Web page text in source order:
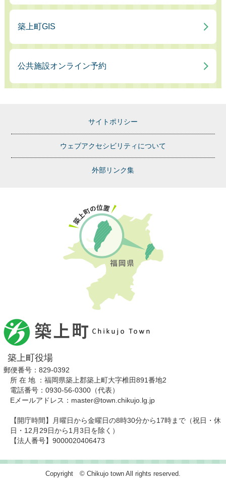
築上町GIS
公共施設オンライン予約
サイトポリシー
ウェブアクセシビリティについて
外部リンク集
築上町役場
郵便番号：829-0392
所 在 地 ：福岡県築上郡築上町大字椎田891番地2
電話番号：0930-56-0300（代表）
Eメールアドレス：master@town.chikujo.lg.jp
【開庁時間】月曜日から金曜日の8時30分から17時まで（祝日・休
日・12月29日から1月3日を除く）
【法人番号】9000020406473
Copyright © Chikujo town All rights reserved.